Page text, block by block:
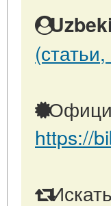
https://